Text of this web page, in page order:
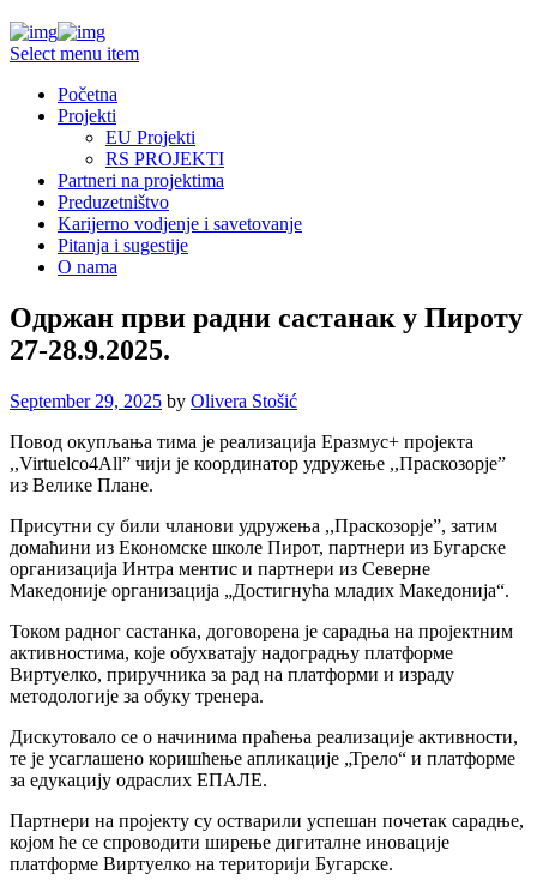
Select menu item
Početna
Projekti
EU Projekti
RS PROJEKTI
Partneri na projektima
Preduzetništvo
Karijerno vodjenje i savetovanje
Pitanja i sugestije
O nama
Одржан први радни састанак у Пироту
27-28.9.2025.
September 29, 2025 by Olivera Stošić
Повод окупљања тима је реализација Еразмус+ пројекта
,,Virtuelco4All” чији је координатор удружење ,,Праскозорје”
из Велике Плане.
Присутни су били чланови удружења ,,Праскозорје”, затим
домаћини из Економске школе Пирот, партнери из Бугарске
организација Интра ментис и партнери из Северне
Македоније организација „Достигнућа младих Македонија“.
Током радног састанка, договорена је сарадња на пројектним
активностима, које обухватају надоградњу платформе
Виртуелко, приручника за рад на платформи и израду
методологије за обуку тренера.
Дискутовало се о начинима праћења реализације активности,
те је усаглашено коришћење апликације „Трело“ и платформе
за едукацију одраслих ЕПАЛЕ.
Партнери на пројекту су остварили успешан почетак сарадње,
којом ће се спроводити ширење дигиталне иновације
платформе Виртуелко на територији Бугарске.